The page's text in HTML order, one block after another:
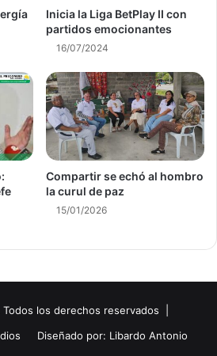
Inicia la Liga BetPlay II con
partidos emocionantes
16/07/2024
Compartir se echó al hombro
la curul de paz
15/01/2026
los derechos reservados |
Diseñado por: Libardo Antonio